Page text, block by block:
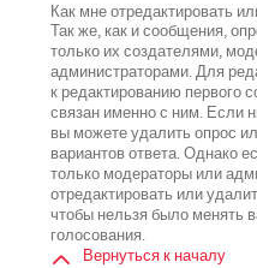
Как мне отредактировать
Так же, как и сообщения,
только их создателями,
администраторами. Для
к редактированию первого
связан именно с ним. Если
вы можете удалить опрос
вариантов ответа. Однако
только модераторы или
отредактировать или
чтобы нельзя было менять
голосования.
Вернуться к началу